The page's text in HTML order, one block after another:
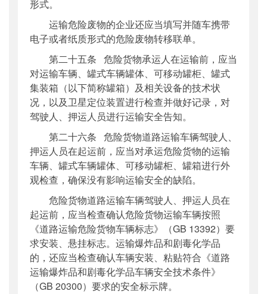
形式。
运输危险废物的企业还应当填写并随车携带
电子或者纸质形式的危险废物转移联单。
第二十五条 危险货物承运人在运输前，应当
对运输车辆、罐式车辆罐体、可移动罐柜、罐式
集装箱（以下简称罐箱）及相关设备的技术状
况，以及卫星定位装置进行检查并做好记录，对
驾驶人、押运人员进行运输安全告知。
第二十六条 危险货物道路运输车辆驾驶人、
押运人员在起运前，应当对承运危险货物的运输
车辆、罐式车辆罐体、可移动罐柜、罐箱进行外
观检查，确保没有影响运输安全的缺陷。
危险货物道路运输车辆驾驶人、押运人员在
起运前，应当检查确认危险货物运输车辆按照
《道路运输危险货物车辆标志》（GB 13392）要
求安装、悬挂标志。运输爆炸品和剧毒化学品
的，还应当检查确认车辆安装、粘贴符合《道路
运输爆炸品和剧毒化学品车辆安全技术条件》
（GB 20300）要求的安全标示牌。